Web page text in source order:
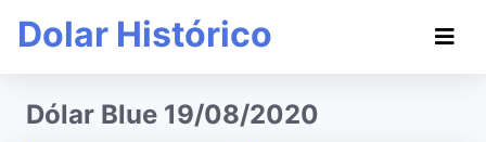
Dolar Histórico
Dólar Blue 19/08/2020